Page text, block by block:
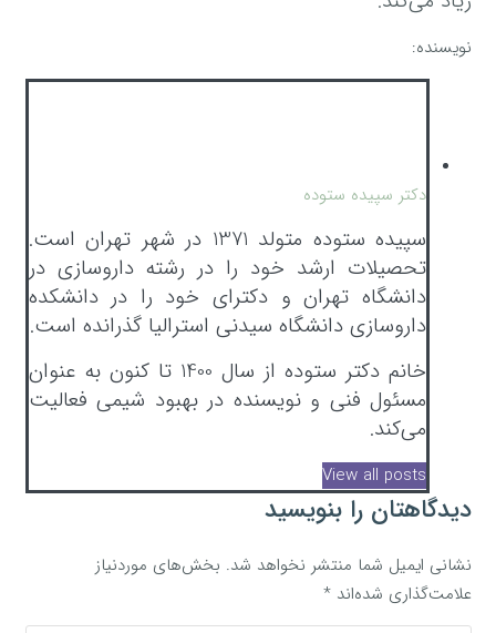
نویسنده:
دکتر سپیده ستوده
سپیده ستوده متولد 1371 در شهر تهران است.
تحصیلات ارشد خود را در رشته داروسازی در
دانشگاه تهران و دکترای خود را در دانشکده
داروسازی دانشگاه سیدنی استرالیا گذرانده است.
خانم دکتر ستوده از سال 1400 تا کنون به عنوان
مسئول فنی و نویسنده در بهبود شیمی فعالیت
می‌کند.
View all posts
دیدگاهتان را بنویسید
نشانی ایمیل شما منتشر نخواهد شد. بخش‌های موردنیاز
علامت‌گذاری شده‌اند*